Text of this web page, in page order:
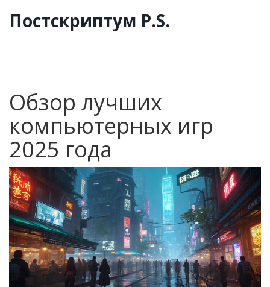
Постскриптум P.S.
Обзор лучших
компьютерных игр
2025 года